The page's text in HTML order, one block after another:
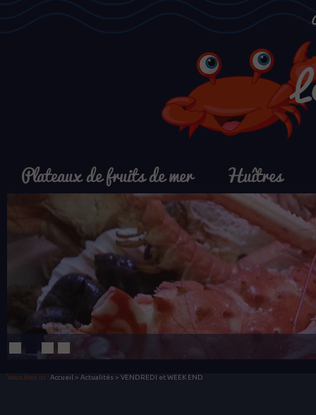
Plateaux de fruits de mer Huîtres
Vous êtes ici :Accueil > Actualités > VENDREDI et WEEK END